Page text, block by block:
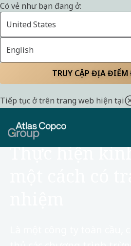
Có vẻ như bạn đang ở:
United States
English
TRUY CẬP ĐỊA ĐIỂM
Tiếp tục ở trên trang web hiện tại
Tính bền vững Xã hội và
XÃ HỘI VÀ QUẢN TRỊ
Thực hiện